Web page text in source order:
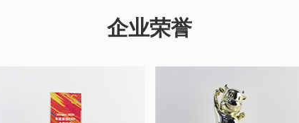
企业荣誉